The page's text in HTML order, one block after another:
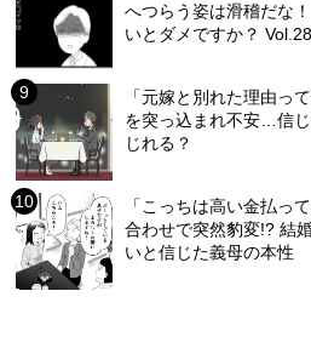
へつらう姿は滑稽だな
いとダメですか？ Vol.28
「元嫁と別れた理由っ
を突っ込まれ不安…信
じれる？
「こっちは高い金払っ
合わせで突然豹変!? 結
いと信じた義母の本性